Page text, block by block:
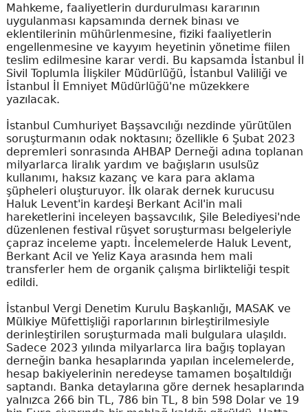
Mahkeme, faaliyetlerin durdurulması kararının
uygulanması kapsamında dernek binası ve
eklentilerinin mühürlenmesine, fiziki faaliyetlerin
engellenmesine ve kayyım heyetinin yönetime fiilen
teslim edilmesine karar verdi. Bu kapsamda İstanbul İl
Sivil Toplumla İlişkiler Müdürlüğü, İstanbul Valiliği ve
İstanbul İl Emniyet Müdürlüğü'ne müzekkere
yazılacak.
İstanbul Cumhuriyet Başsavcılığı nezdinde yürütülen
soruşturmanın odak noktasını; özellikle 6 Şubat 2023
depremleri sonrasında AHBAP Derneği adına toplanan
milyarlarca liralık yardım ve bağışların usulsüz
kullanımı, haksız kazanç ve kara para aklama
şüpheleri oluşturuyor. İlk olarak dernek kurucusu
Haluk Levent'in kardeşi Berkant Acil'in mali
hareketlerini inceleyen başsavcılık, Şile Belediyesi'nde
düzenlenen festival rüşvet soruşturması belgeleriyle
çapraz inceleme yaptı. İncelemelerde Haluk Levent,
Berkant Acil ve Yeliz Kaya arasında hem mali
transferler hem de organik çalışma birlikteliği tespit
edildi.
İstanbul Vergi Denetim Kurulu Başkanlığı, MASAK ve
Mülkiye Müfettişliği raporlarının birleştirilmesiyle
derinleştirilen soruşturmada mali bulgulara ulaşıldı.
Sadece 2023 yılında milyarlarca lira bağış toplayan
derneğin banka hesaplarında yapılan incelemelerde,
hesap bakiyelerinin neredeyse tamamen boşaltıldığı
saptandı. Banka detaylarına göre dernek hesaplarında
yalnızca 266 bin TL, 786 bin TL, 8 bin 598 Dolar ve 19